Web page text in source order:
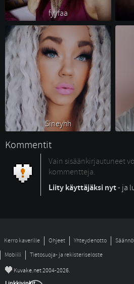
fyyfaa
Sineyhh
Kommentit
Vain sisäänkirjautuneet
kommentteja.
Liity käyttäjäksi nyt- ja
Kerro kaverille Ohjeet Yhteydenotto
Mobiili
Tietosuoja- ja rekisteriseloste
© Kuvake.net 2004-2026.